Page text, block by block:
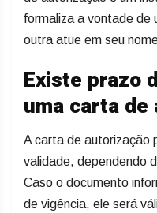
formaliza a vontade de
outra atue em seu
Existe prazo
uma carta de
A carta de autorização
validade, dependendo
Caso o documento
de vigência, ele será